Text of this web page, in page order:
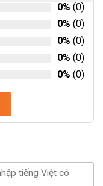
0% (0)
0% (0)
0% (0)
0% (0)
0% (0)